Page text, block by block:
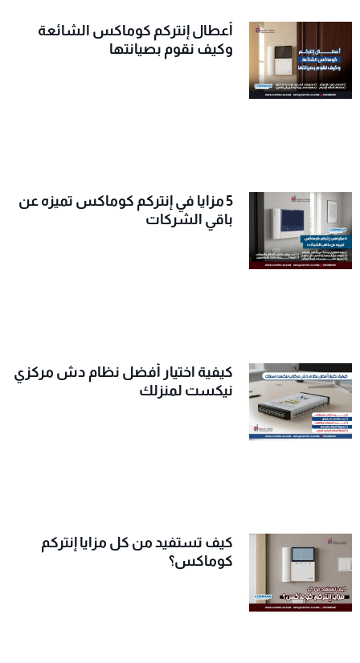
أعطال إنتركم كوماكس الشائعة
وكيف نقوم بصيانتها
5 مزايا في إنتركم كوماكس تميزه عن
باقي الشركات
كيفية اختيار أفضل نظام دش مركزي
نيكست لمنزلك
كيف تستفيد من كل مزايا إنتركم
كوماكس؟